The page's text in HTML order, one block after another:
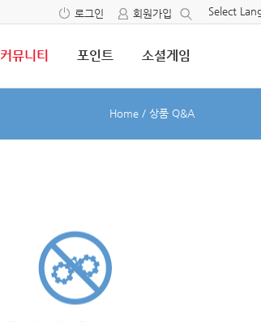
Select
로그인 회원가입
커뮤니티 포인트 소셜게임
Home / 상품 Q&A